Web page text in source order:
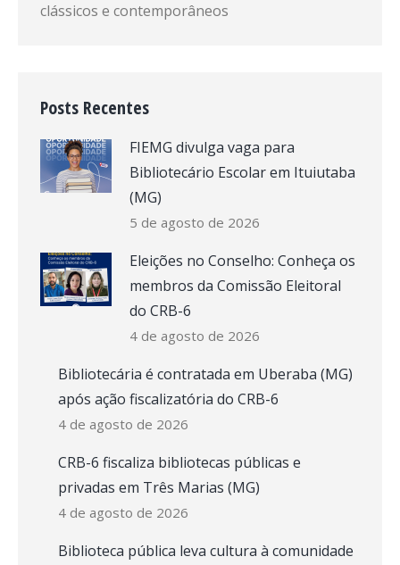
clássicos e contemporâneos
Posts Recentes
FIEMG divulga vaga para
Bibliotecário Escolar em Ituiutaba
(MG)
5 de agosto de 2026
Eleições no Conselho: Conheça os
membros da Comissão Eleitoral
do CRB-6
4 de agosto de 2026
Bibliotecária é contratada em Uberaba (MG)
após ação fiscalizatória do CRB-6
4 de agosto de 2026
CRB-6 fiscaliza bibliotecas públicas e
privadas em Três Marias (MG)
4 de agosto de 2026
Biblioteca pública leva cultura à comunidade